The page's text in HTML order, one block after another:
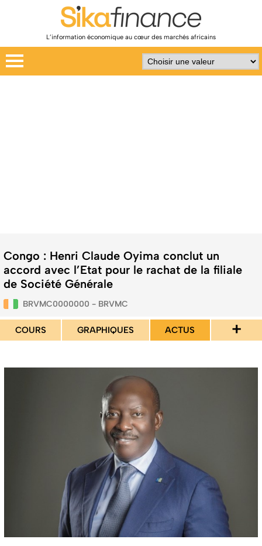
L’information économique au cœur des marchés africains
Congo : Henri Claude Oyima conclut un
accord avec l’Etat pour le rachat de la filiale
de Société Générale
BRVMC0000000 - BRVMC
COURS GRAPHIQUES ACTUS +